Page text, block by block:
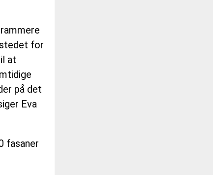
for
at
på det
Eva
fasaner